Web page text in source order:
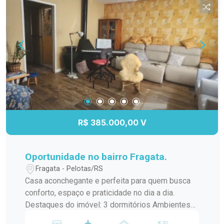
natural. A cozinha conta com área definida para
pia e eletrodomésticos, além de janela que
favorece ventilação direta. Localização
estratégica na Avenida Fernando Osório, no
Parque Paraíso, com parada de ônibus próxima,
facilitando o deslocamento. Nas imediações
você encontra a Escola de Educação Infantil
Amigos do Saber, Krolow Auto Peças e o
Treichel, além de diversos comércios e serviços
que tornam a rotina muito mais prática. Entre em
contato para mais informações e agende sua
R$ 385.000,00 V
Oportunidade no bairro Fragata.
Fragata - Pelotas/RS
Casa aconchegante e perfeita para quem busca
conforto, espaço e praticidade no dia a dia.
Destaques do imóvel: 3 dormitórios Ambientes